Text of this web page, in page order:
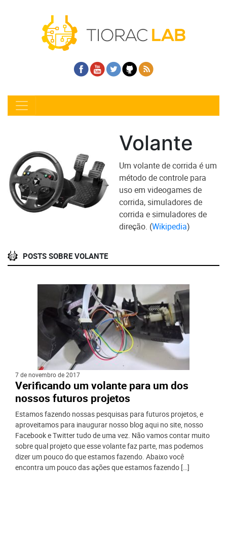
Volante
Um volante de corrida é um
método de controle para
uso em videogames de
corrida, simuladores de
corrida e simuladores de
direção. (Wikipedia)
POSTS SOBRE VOLANTE
7 de novembro de 2017
Verificando um volante para um dos
nossos futuros projetos
Estamos fazendo nossas pesquisas para futuros projetos, e
aproveitamos para inaugurar nosso blog aqui no site, nosso
Facebook e Twitter tudo de uma vez. Não vamos contar muito
sobre qual projeto que esse volante faz parte, mas podemos
dizer um pouco do que estamos fazendo. Abaixo você
encontra um pouco das ações que estamos fazendo […]